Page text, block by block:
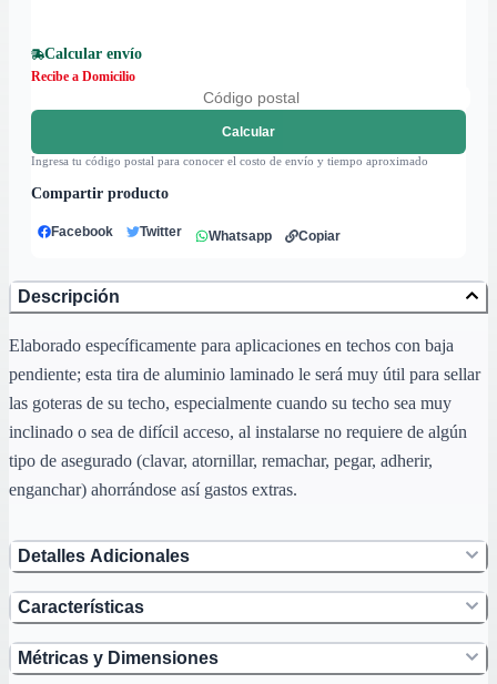
Calcular envío
Recibe a Domicilio
Calcular
Ingresa tu código postal para conocer el costo de envío y tiempo aproximado
Compartir producto
Facebook Twitter Whatsapp Copiar
Descripción
Elaborado específicamente para aplicaciones en techos con baja
pendiente; esta tira de aluminio laminado le será muy útil para sellar
las goteras de su techo, especialmente cuando su techo sea muy
inclinado o sea de difícil acceso, al instalarse no requiere de algún
tipo de asegurado (clavar, atornillar, remachar, pegar, adherir,
enganchar) ahorrándose así gastos extras.
Detalles Adicionales
Características
Métricas y Dimensiones